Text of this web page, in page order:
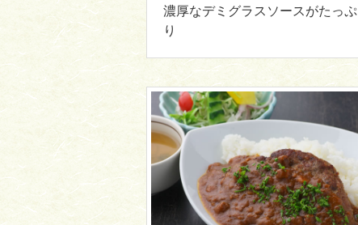
濃厚なデミグラスソースがたっぷ
り